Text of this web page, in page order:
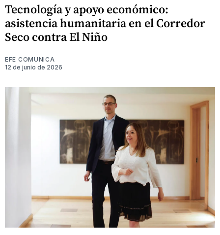
Tecnología y apoyo económico:
asistencia humanitaria en el Corredor
Seco contra El Niño
EFE COMUNICA
12 de junio de 2026